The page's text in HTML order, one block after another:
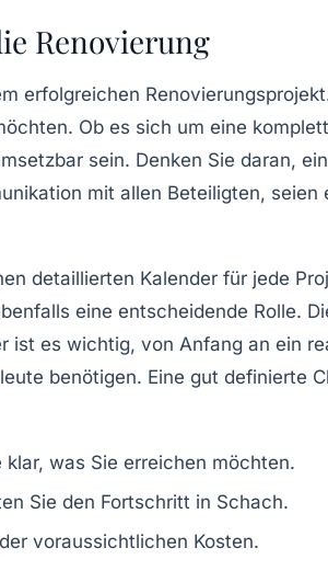
Renovierung
erfolgreichen
Ob es sich um eine
sein. Denken Sie daran,
mit allen Beteiligten,
detaillierten Kalender für jede
eine entscheidende Rolle.
ist es wichtig, von Anfang an ein
benötigen. Eine gut definierte
klar, was Sie erreichen möchten.
Sie den Fortschritt in Schach.
voraussichtlichen Kosten.